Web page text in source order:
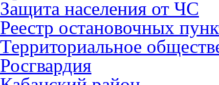
Защита населения от ЧС
Реестр остановочных
Территориальное
Росгвардия